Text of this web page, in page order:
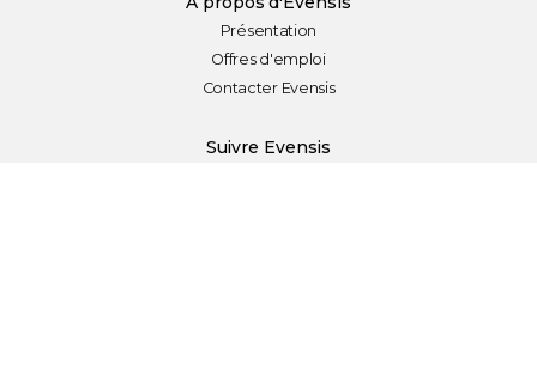
Présentation
Offres d'emploi
Contacter Evensis
Suivre Evensis